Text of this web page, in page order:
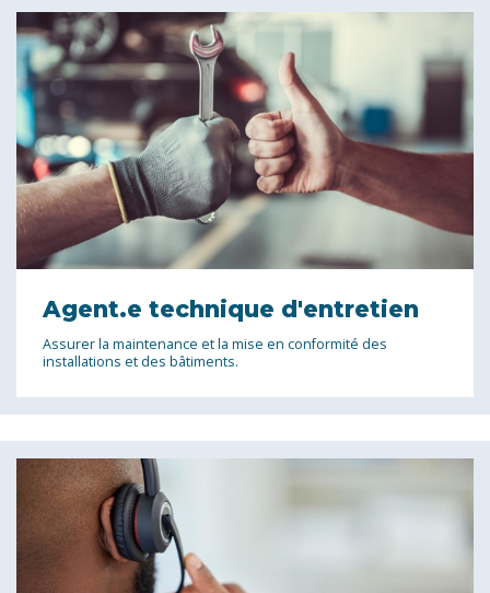
Agent.e technique d'entretien
Assurer la maintenance et la mise en conformité des
installations et des bâtiments.